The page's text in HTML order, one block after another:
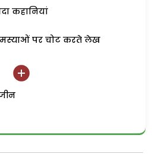
कहानियां
पर चोट करते लेख